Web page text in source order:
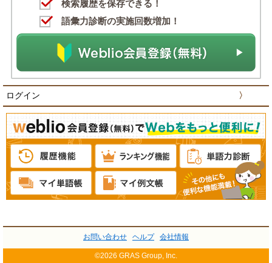
検索履歴を保存できる！
語彙力診断の実施回数増加！
ログイン 〉
お問い合わせ ヘルプ 会社情報
©2026 GRAS Group, Inc.